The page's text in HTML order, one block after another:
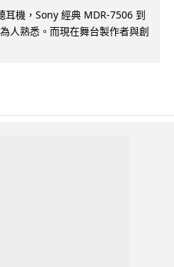
耳機，Sony 經典 MDR-7506 到
人熟悉。而現在舞台製作者與創